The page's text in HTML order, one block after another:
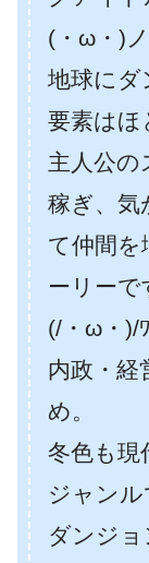
(・ω・)ノ
地球に
要素はほ
主人公の
稼ぎ、気
て仲間を
ーリーで
(/・ω・)/
内政・経
め。
冬色も現
ジャン
ダンジ